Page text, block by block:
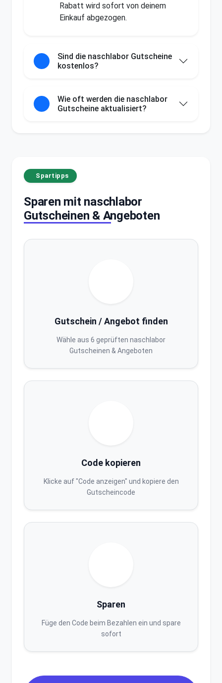
Rabatt wird sofort von deinem
Einkauf abgezogen.
Sind die naschlabor Gutscheine
kostenlos?
Wie oft werden die naschlabor
Gutscheine aktualisiert?
Spartipps
Sparen mit naschlabor
Gutscheinen & Angeboten
Gutschein / Angebot finden
Wähle aus 6 geprüften naschlabor
Gutscheinen & Angeboten
Code kopieren
Klicke auf "Code anzeigen" und kopiere den
Gutscheincode
Sparen
Füge den Code beim Bezahlen ein und spare
sofort